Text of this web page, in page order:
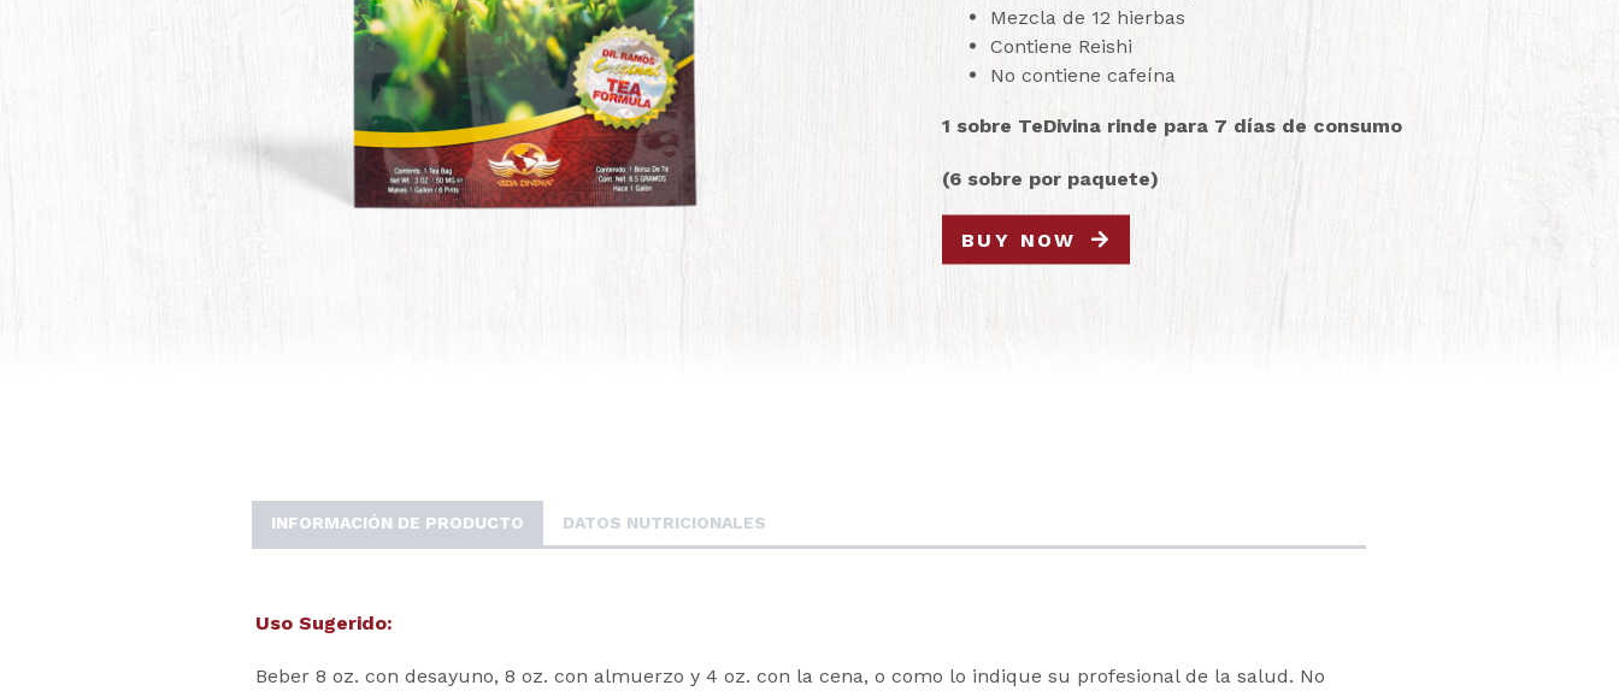
Mezcla de 12 hierbas
Contiene Reishi
No contiene cafeína
1 sobre TeDivina rinde para 7 días de consumo
(6 sobre por paquete)
BUY NOW
INFORMACIÓN DE PRODUCTO DATOS NUTRICIONALES
Uso Sugerido:
Beber 8 oz. con desayuno, 8 oz. con almuerzo y 4 oz. con la cena, o como lo indique su profesional de la salud. No